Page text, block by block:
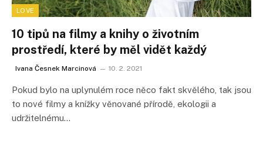
LOVE
10 tipů na filmy a knihy o životním
prostředí, které by měl vidět každý
Ivana Česnek Marcinová 10. 2. 2021
Pokud bylo na uplynulém roce něco fakt skvělého, tak jsou
to nové filmy a knížky věnované přírodě, ekologii a
udržitelnému…